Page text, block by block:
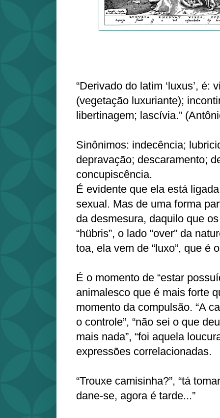
“Derivado do latim ‘luxus’, é:
(vegetação luxuriante);
libertinagem; lascívia.”
Sinônimos: indecência;
depravação; descaramento;
concupiscência.
É evidente que ela está
sexual. Mas de uma forma
da desmesura, daquilo que
“hübris”, o lado “over” da
toa, ela vem de “luxo”, que é
É o momento de “estar
animalesco que é mais forte
momento da compulsão. “A
o controle”, “não sei o que
mais nada”, “foi aquela
expressões correlacionadas.
“Trouxe camisinha?”, “tá
dane-se, agora é tarde...”